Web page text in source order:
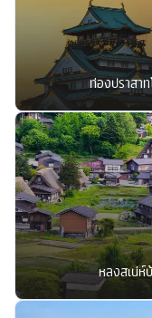
ท่องปราสา
หลงสเน่ห์